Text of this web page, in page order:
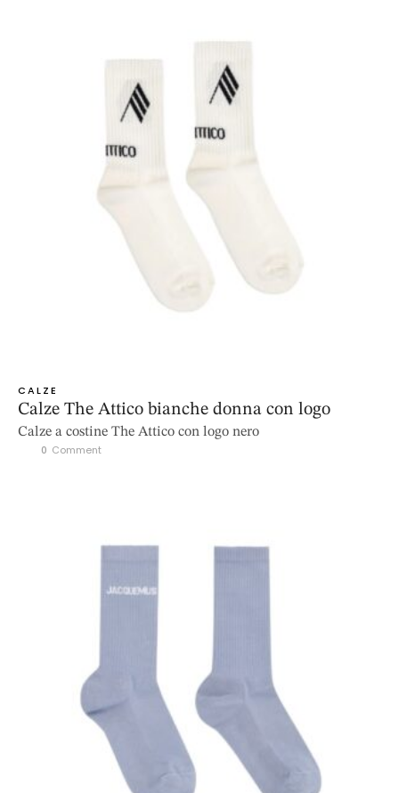
CALZE
Calze The Attico bianche donna con logo
Calze a costine The Attico con logo nero
0 Comment